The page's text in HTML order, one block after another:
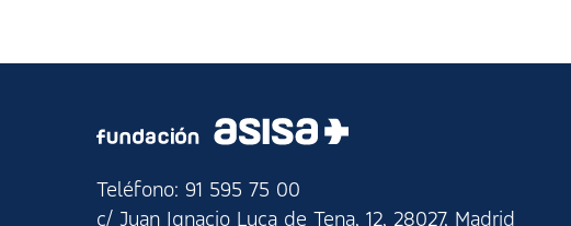
Teléfono: 91 595 75 00
c/ Juan Ignacio Luca de Tena, 12, 28027, Madrid